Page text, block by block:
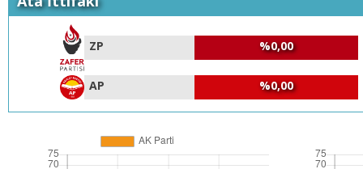
ZP %0,00
AP %0,00